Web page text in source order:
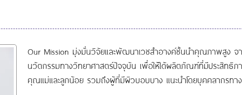
Our Mission มุ่งมั่นวิจัยและพัฒนาเวชสำอางค์ชั้นนำคุณภาพสูง จ
นวัตกรรมทางวิทยาศาสตร์ปัจจุบัน เพื่อให้ได้ผลิตภัณฑ์ที่มีประสิทธิภ
คุณแม่และลูกน้อย รวมถึงผู้ที่มีผิวบอบบาง แนะนำโดยบุคคลากรทา